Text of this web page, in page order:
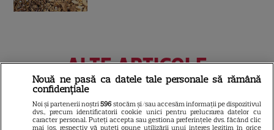
ALTE ARTICOLE
INTERESANTE
Nouă ne pasă ca datele tale personale să rămână
confidențiale
Noi și partenerii noștri596 stocăm și/sau accesăm informații pe dispozitivul
dvs., precum identificatorii cookie unici pentru prelucrarea datelor cu
caracter personal. Puteți accepta sau gestiona preferințele dvs. făcând clic
mai jos, respectiv vă puteți opune utilizării unui interes legitim în orice